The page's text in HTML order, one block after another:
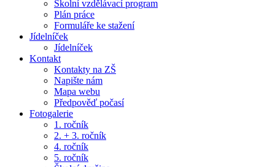
Školní vzdělávací program
Plán práce
Formuláře ke stažení
Jídelníček
Jídelníček
Kontakt
Kontakty na ZŠ
Napište nám
Mapa webu
Předpověď počasí
Fotogalerie
1. ročník
2. + 3. ročník
4. ročník
5. ročník